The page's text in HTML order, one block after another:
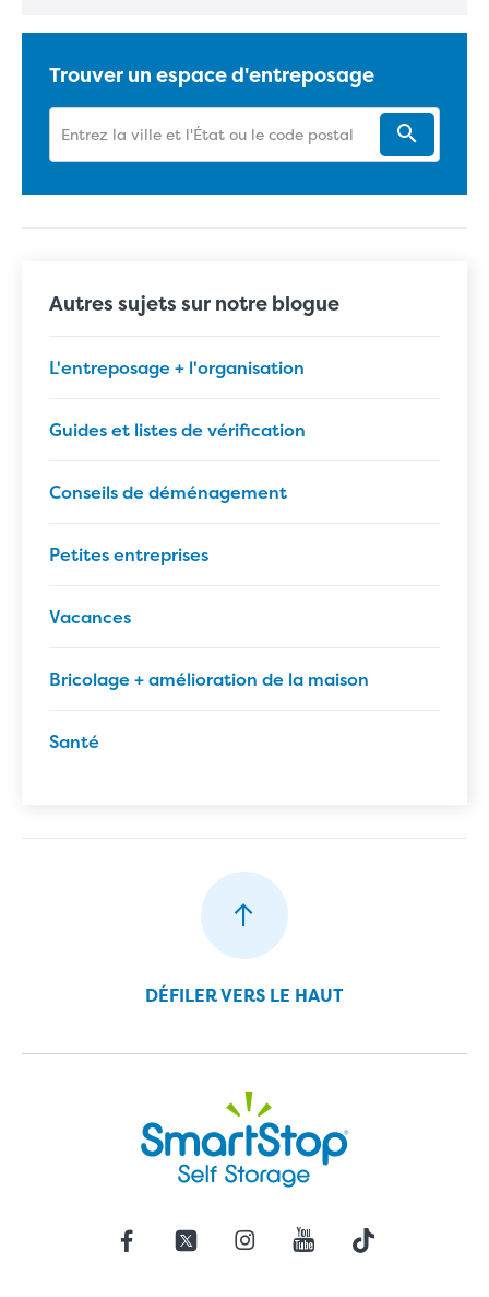
Trouver un espace d'entreposage
Autres sujets sur notre blogue
L'entreposage + l'organisation
Guides et listes de vérification
Conseils de déménagement
Petites entreprises
Vacances
Bricolage + amélioration de la maison
Santé
DÉFILER VERS LE HAUT